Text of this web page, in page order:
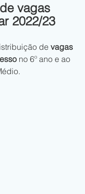
vagas
2022/23
de vagas
no 6º ano e ao